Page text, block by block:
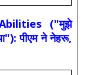
("मुझे
पीएम ने नेहरू,